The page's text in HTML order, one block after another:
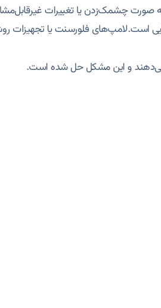
چشمک‌زدن یا تغییرات
است.لامپ‌های فلورسنت یا تجهیزات